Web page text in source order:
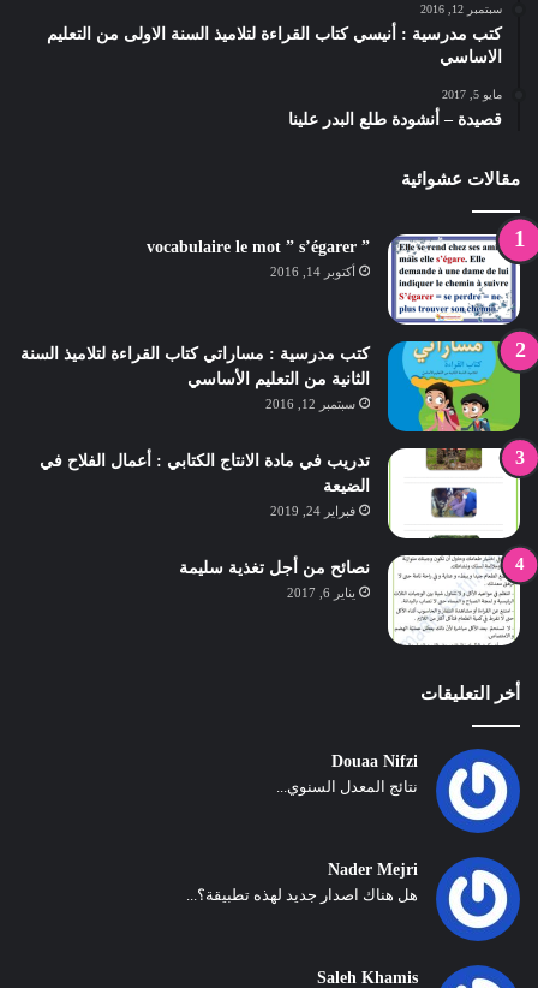
سبتمبر 12, 2016
كتب مدرسية : أنيسي كتاب القراءة لتلاميذ السنة الاولى من التعليم
الاساسي
مايو 5, 2017
قصيدة – أنشودة طلع البدر علينا
مقالات عشوائية
” vocabulaire le mot ” s’égarer
أكتوبر 14, 2016
كتب مدرسية : مساراتي كتاب القراءة لتلاميذ السنة
الثانية من التعليم الأساسي
سبتمبر 12, 2016
تدريب في مادة الانتاج الكتابي : أعمال الفلاح في
الضيعة
فبراير 24, 2019
نصائح من أجل تغذية سليمة
يناير 6, 2017
أخر التعليقات
Douaa Nifzi
نتائج المعدل السنوي...
Nader Mejri
هل هناك اصدار جديد لهذه تطبيقة؟...
Saleh Khamis